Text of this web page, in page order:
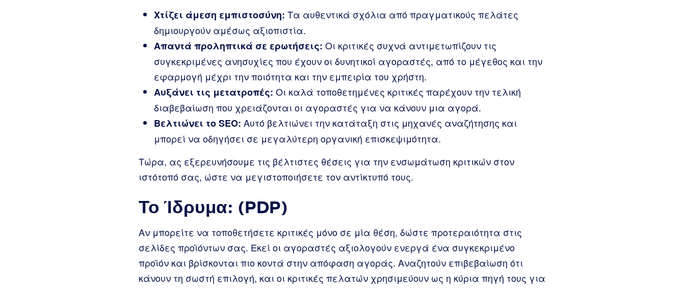
Χτίζει άμεση εμπιστοσύνη: Τα αυθεντικά σχόλια από πραγματικούς πελάτες
δημιουργούν αμέσως αξιοπιστία.
Απαντά προληπτικά σε ερωτήσεις: Οι κριτικές συχνά αντιμετωπίζουν τις
συγκεκριμένες ανησυχίες που έχουν οι δυνητικοί αγοραστές, από το μέγεθος και την
εφαρμογή μέχρι την ποιότητα και την εμπειρία του χρήστη.
Αυξάνει τις μετατροπές: Οι καλά τοποθετημένες κριτικές παρέχουν την τελική
διαβεβαίωση που χρειάζονται οι αγοραστές για να κάνουν μια αγορά.
Βελτιώνει το SEO: Αυτό βελτιώνει την κατάταξη στις μηχανές αναζήτησης και
μπορεί να οδηγήσει σε μεγαλύτερη οργανική επισκεψιμότητα.
Τώρα, ας εξερευνήσουμε τις βέλτιστες θέσεις για την ενσωμάτωση κριτικών στον
ιστότοπό σας, ώστε να μεγιστοποιήσετε τον αντίκτυπό τους.
Το Ίδρυμα: (PDP)
Αν μπορείτε να τοποθετήσετε κριτικές μόνο σε μία θέση, δώστε προτεραιότητα στις
σελίδες προϊόντων σας. Εκεί οι αγοραστές αξιολογούν ενεργά ένα συγκεκριμένο
προϊόν και βρίσκονται πιο κοντά στην απόφαση αγοράς. Αναζητούν επιβεβαίωση ότι
κάνουν τη σωστή επιλογή, και οι κριτικές πελατών χρησιμεύουν ως η κύρια πηγή τους για